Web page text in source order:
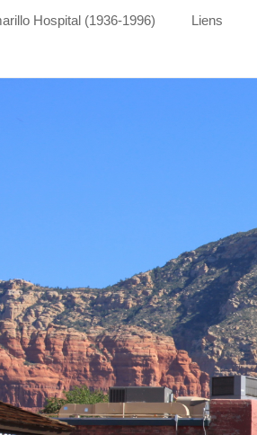
Hospital (1936-1996) Liens